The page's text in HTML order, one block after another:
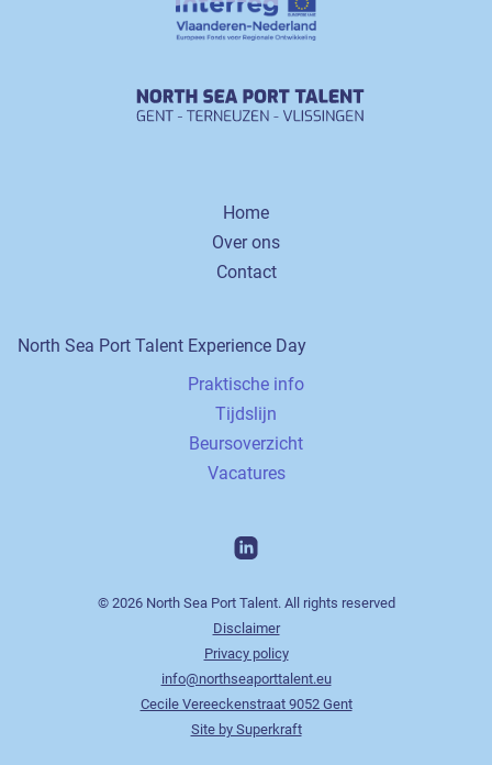
Home
Over ons
Contact
North Sea Port Talent Experience Day
Praktische info
Tijdslijn
Beursoverzicht
Vacatures
© 2026North Sea Port Talent. All rights reserved
Disclaimer
Privacy policy
info@northseaporttalent.eu
Cecile Vereeckenstraat 9052 Gent
Site by Superkraft